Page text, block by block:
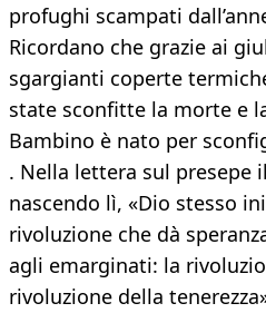
profughi scampati
Ricordano che grazie ai
sgargianti coperte
state sconfitte la morte e
Bambino è nato per
. Nella lettera sul presepe
nascendo lì, «Dio stesso
rivoluzione che dà
agli emarginati: la
rivoluzione della